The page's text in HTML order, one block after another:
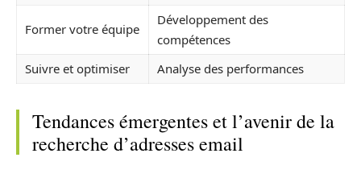
Former votre équipe
Développement des
compétences
Suivre et optimiser
Analyse des performances
Tendances émergentes et l’avenir de la
recherche d’adresses email